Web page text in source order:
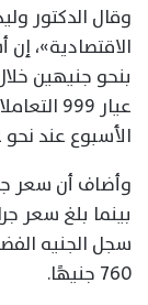
وقال الدكتور
الاقتصادية»،
بنحو جنيهين
الأسبوع عند نحو 102 جنيه، بارتفاع قدره 2%.
760 جنيهًا.